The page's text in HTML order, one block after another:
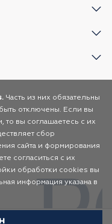
Часть из них обязательны
отключены. Если вы
то вы соглашаетесь с их
сбор
сайта и формирования
согласиться с их
обработки cookies вы
информация указана в